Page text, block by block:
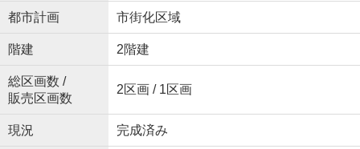
都市計画 市街化区域
階建 2階建
総区画数 /
販売区画数
2区画 / 1区画
現況 完成済み